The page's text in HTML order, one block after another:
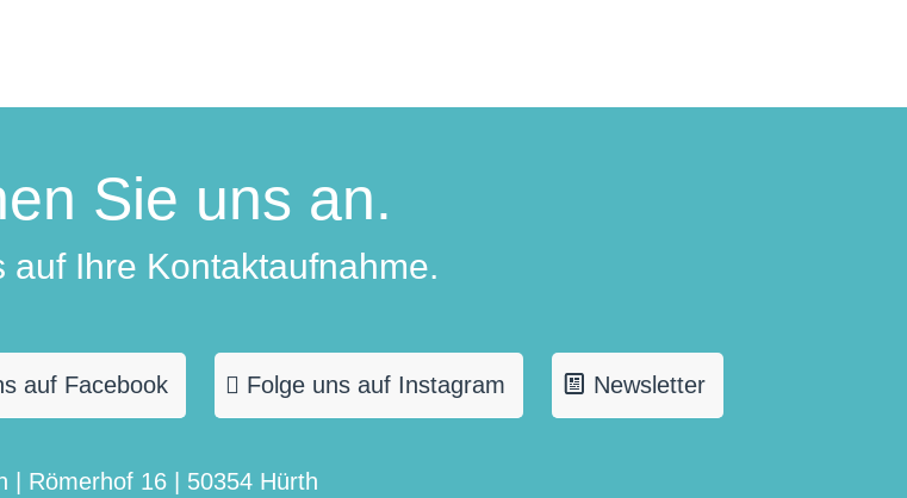
Sie uns an.
auf Ihre Kontaktaufnahme.
auf Facebook Folge uns auf Instagram Newsletter
| Römerhof 16 | 50354 Hürth